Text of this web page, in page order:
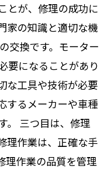
とが、修理の成功に
家の知識と適切な機
交換です。モーター
要になることがあり
な工具や技術が必要
するメーカーや車種
。 三つ目は、修理
理作業は、正確な手
理作業の品質を管理